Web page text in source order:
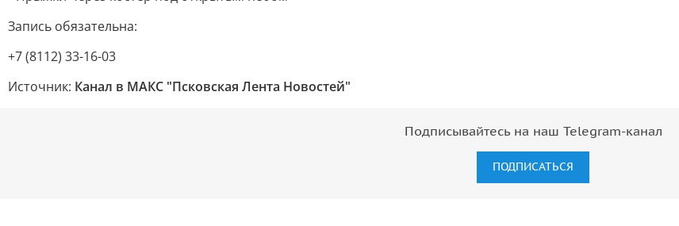
Запись обязательна:
+7 (8112) 33-16-03
Источник: Канал в МАКС "Псковская Лента Новостей"
Подписывайтесь на наш Telegram-канал
ПОДПИСАТЬСЯ